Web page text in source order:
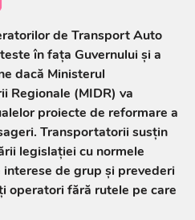
de Transport Auto
în fața Guvernului și a
dacă Ministerul
Regionale (MIDR) va
proiecte de reformare a
Transportatorii susțin
legislației cu normele
de grup și prevederi
operatori fără rutele pe care